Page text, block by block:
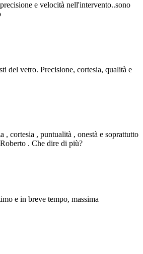
e velocità nell'intervento..sono
del vetro. Precisione, cortesia, qualità e
, cortesia , puntualità , onestà e soprattutto
. Che dire di più?
e in breve tempo, massima